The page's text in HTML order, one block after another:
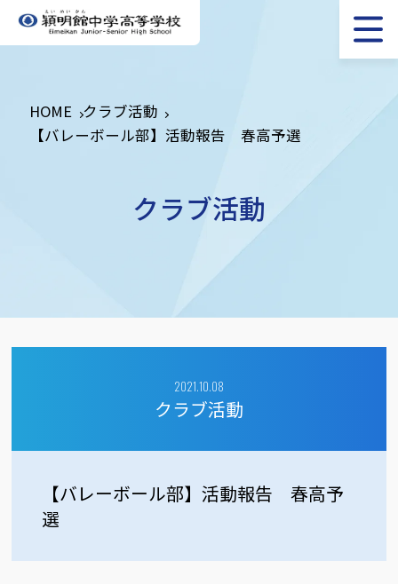
HOME クラブ活動
【バレーボール部】活動報告 春高予選
クラブ活動
2021.10.08
クラブ活動
【バレーボール部】活動報告 春高予
選